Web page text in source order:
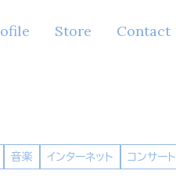
Store Contact
音楽 インターネット コンサート